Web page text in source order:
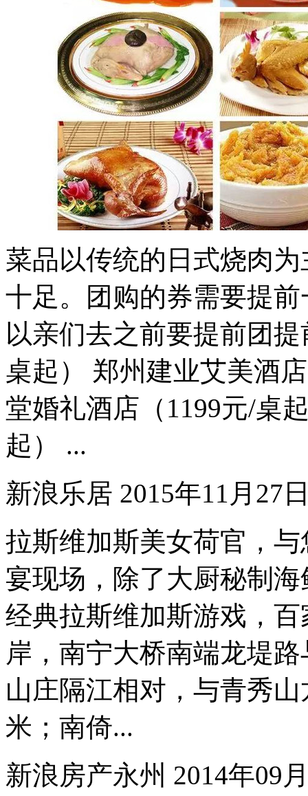
菜品以传统的日式烧肉
十足。团购的券需要提
以亲们去之前要提前团
桌起） 郑州建业艾美酒
堂婚礼酒店（1199元/桌
起） ...
新浪乐居 2015年11月27
拉斯维加斯美女荷官，
宴现场，除了大厨秘制
经典拉斯维加斯游戏，
岸，南宁大桥南端龙堤
山庄隔江相对，与青秀
米；南倚...
新浪房产永州 2014年09